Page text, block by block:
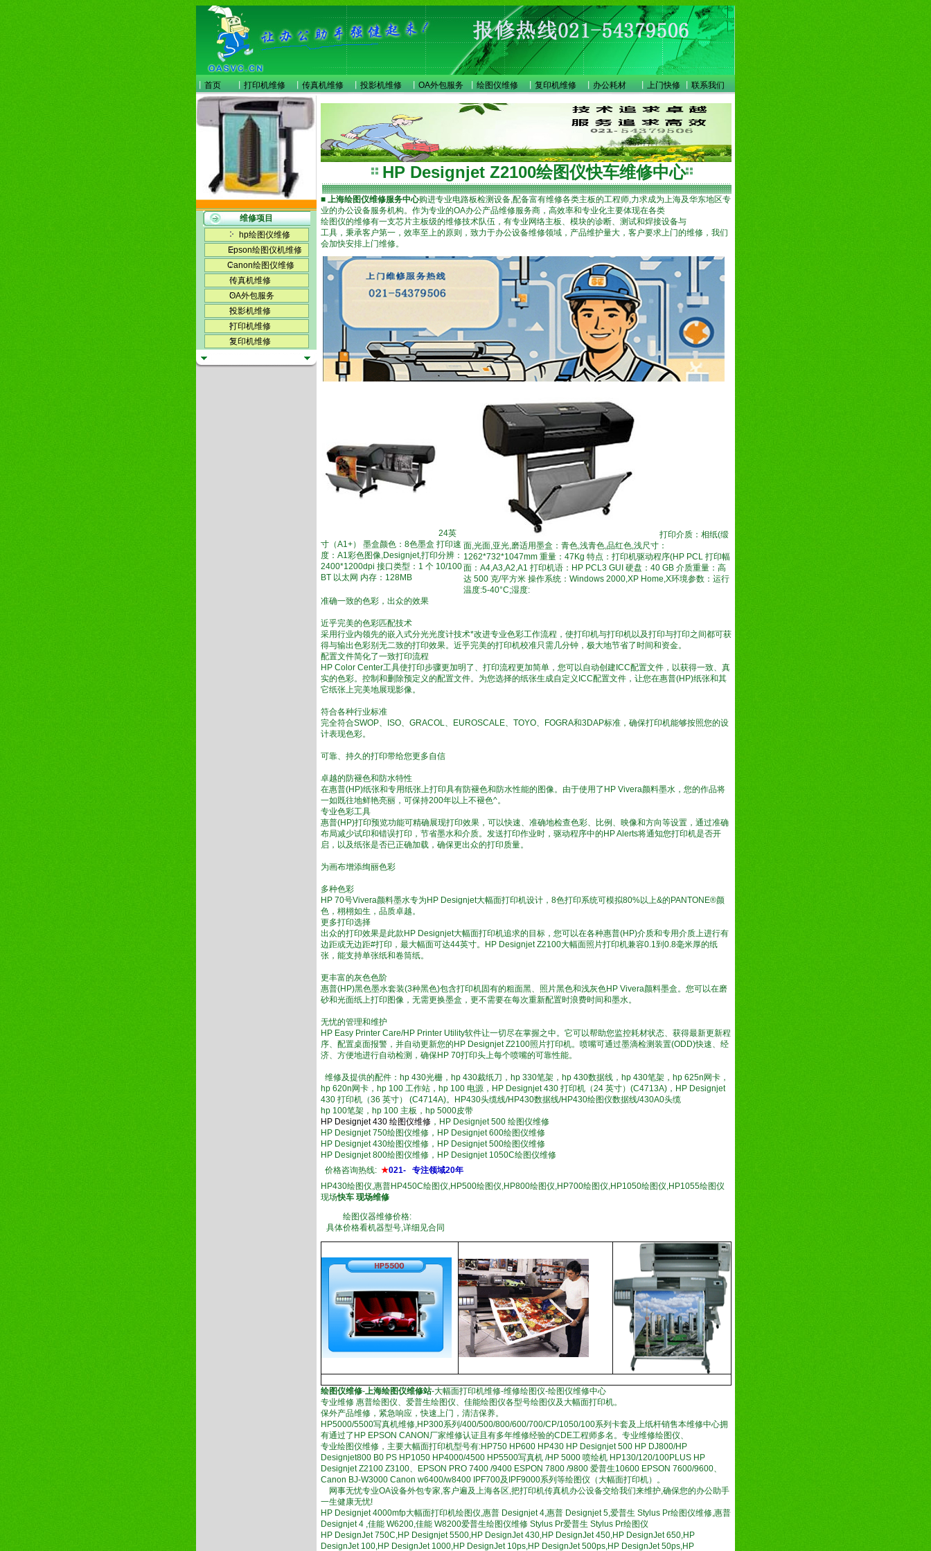
首页 打印机维修 传真机维修 投影机维修 OA外包服务 绘图仪维修 复印机维修 办公耗材 上门快修 联系我们
维修项目
hp绘图仪维修
Epson绘图仪机维修
Canon绘图仪维修
传真机维修
OA外包服务
投影机维修
打印机维修
复印机维修
HP Designjet Z2100绘图仪快车维修中心
■ 上海绘图仪维修服务中心购进专业电路板检测设备,配备富有维修各类主板的工程师,力求成为上海及华东地区专
业的办公设备服务机构。作为专业的OA办公产品维修服务商，高效率和专业化主要体现在各类
绘图仪的维修有一支芯片主板级的维修技术队伍，有专业网络主板、模块的诊断、测试和焊接设备与
工具，秉承客户第一，效率至上的原则，致力于办公设备维修领域，产品维护量大，客户要求上门的维修，我们
会加快安排上门维修。
24英
寸（A1+） 墨盒颜色：8色墨盒 打印速
度：A1彩色图像,Designjet,打印分辨：
2400*1200dpi 接口类型：1 个 10/100
BT 以太网 内存：128MB
打印介质：相纸(缎
面,光面,亚光,磨适用墨盒：青色,浅青色,品红色,浅尺寸：
1262*732*1047mm 重量：47Kg 特点：打印机驱动程序(HP PCL 打印幅
面：A4,A3,A2,A1 打印机语：HP PCL3 GUI 硬盘：40 GB 介质重量：高
达 500 克/平方米 操作系统：Windows 2000,XP Home,X环境参数：运行
温度:5-40°C;湿度:
准确一致的色彩，出众的效果
近乎完美的色彩匹配技术
采用行业内领先的嵌入式分光光度计技术*改进专业色彩工作流程，使打印机与打印机以及打印与打印之间都可获
得与输出色彩别无二致的打印效果。近乎完美的打印机校准只需几分钟，极大地节省了时间和资金。
配置文件简化了一致打印流程
HP Color Center工具使打印步骤更加明了、打印流程更加简单，您可以自动创建ICC配置文件，以获得一致、真
实的色彩。控制和删除预定义的配置文件。为您选择的纸张生成自定义ICC配置文件，让您在惠普(HP)纸张和其
它纸张上完美地展现影像。
符合各种行业标准
完全符合SWOP、ISO、GRACOL、EUROSCALE、TOYO、FOGRA和3DAP标准，确保打印机能够按照您的设
计表现色彩。
可靠、持久的打印带给您更多自信
卓越的防褪色和防水特性
在惠普(HP)纸张和专用纸张上打印具有防褪色和防水性能的图像。由于使用了HP Vivera颜料墨水，您的作品将
一如既往地鲜艳亮丽，可保持200年以上不褪色^。
专业色彩工具
惠普(HP)打印预览功能可精确展现打印效果，可以快速、准确地检查色彩、比例、映像和方向等设置，通过准确
布局减少试印和错误打印，节省墨水和介质。发送打印作业时，驱动程序中的HP Alerts将通知您打印机是否开
启，以及纸张是否已正确加载，确保更出众的打印质量。
为画布增添绚丽色彩
多种色彩
HP 70号Vivera颜料墨水专为HP Designjet大幅面打印机设计，8色打印系统可模拟80%以上&的PANTONE®颜
色，栩栩如生，品质卓越。
更多打印选择
出众的打印效果是此款HP Designjet大幅面打印机追求的目标，您可以在各种惠普(HP)介质和专用介质上进行有
边距或无边距#打印，最大幅面可达44英寸。HP Designjet Z2100大幅面照片打印机兼容0.1到0.8毫米厚的纸
张，能支持单张纸和卷筒纸。
更丰富的灰色色阶
惠普(HP)黑色墨水套装(3种黑色)包含打印机固有的粗面黑、照片黑色和浅灰色HP Vivera颜料墨盒。您可以在磨
砂和光面纸上打印图像，无需更换墨盒，更不需要在每次重新配置时浪费时间和墨水。
无忧的管理和维护
HP Easy Printer Care/HP Printer Utility软件让一切尽在掌握之中。它可以帮助您监控耗材状态、获得最新更新程
序、配置桌面报警，并自动更新您的HP Designjet Z2100照片打印机。喷嘴可通过墨滴检测装置(ODD)快速、经
济、方便地进行自动检测，确保HP 70打印头上每个喷嘴的可靠性能。
维修及提供的配件：hp 430光栅，hp 430裁纸刀，hp 330笔架，hp 430数据线，hp 430笔架，hp 625n网卡，
hp 620n网卡，hp 100 工作站，hp 100 电源，HP Designjet 430 打印机（24 英寸）(C4713A)，HP Designjet
430 打印机（36 英寸） (C4714A)。HP430头缆线/HP430数据线/HP430绘图仪数据线/430A0头缆
hp 100笔架，hp 100 主板，hp 5000皮带
HP Designjet 430 绘图仪维修，HP Designjet 500 绘图仪维修
HP Designjet 750绘图仪维修，HP Designjet 600绘图仪维修
HP Designjet 430绘图仪维修，HP Designjet 500绘图仪维修
HP Designjet 800绘图仪维修，HP Designjet 1050C绘图仪维修
价格咨询热线: ★021- 专注领域20年
HP430绘图仪,惠普HP450C绘图仪,HP500绘图仪,HP800绘图仪,HP700绘图仪,HP1050绘图仪,HP1055绘图仪
现场快车 现场维修
绘图仪器维修价格:
具体价格看机器型号,详细见合同
绘图仪维修-上海绘图仪维修站-大幅面打印机维修-维修绘图仪-绘图仪维修中心
专业维修 惠普绘图仪、爱普生绘图仪、佳能绘图仪各型号绘图仪及大幅面打印机。
保外产品维修，紧急响应，快速上门，清洁保养。
HP5000/5500写真机维修,HP300系列/400/500/800/600/700/CP/1050/100系列卡套及上纸杆销售本维修中心拥
有通过了HP EPSON CANON厂家维修认证且有多年维修经验的CDE工程师多名。专业维修绘图仪、
专业绘图仪维修，主要大幅面打印机型号有:HP750 HP600 HP430 HP Designjet 500 HP DJ800/HP
Designjet800 B0 PS HP1050 HP4000/4500 HP5500写真机 /HP 5000 喷绘机 HP130/120/100PLUS HP
Designjet Z2100 Z3100、EPSON PRO 7400 /9400 ESPON 7800 /9800 爱普生10600 EPSON 7600/9600、
Canon BJ-W3000 Canon w6400/w8400 IPF700及IPF9000系列等绘图仪（大幅面打印机）。
网事无忧专业OA设备外包专家,客户遍及上海各区,把打印机传真机办公设备交给我们来维护,确保您的办公助手
一生健康无忧!
HP Designjet 4000mfp大幅面打印机绘图仪,惠普 Designjet 4,惠普 Designjet 5,爱普生 Stylus Pr绘图仪维修,惠普
Designjet 4 ,佳能 W6200,佳能 W8200爱普生绘图仪维修 Stylus Pr爱普生 Stylus Pr绘图仪
HP DesignJet 750C,HP Designjet 5500,HP DesignJet 430,HP DesignJet 450,HP DesignJet 650,HP
DesignJet 100,HP DesignJet 1000,HP DesignJet 10ps,HP DesignJet 500ps,HP DesignJet 50ps,HP